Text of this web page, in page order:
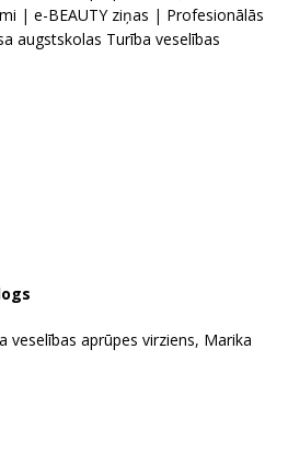
| e-BEAUTY ziņas | Profesionālās
augstskolas Turība veselības
veselības aprūpes virziens, Marika